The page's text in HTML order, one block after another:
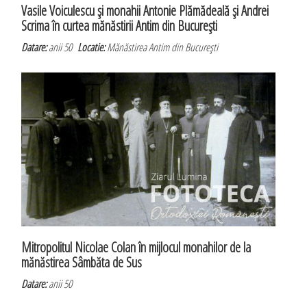
Vasile Voiculescu şi monahii Antonie Plămădeală şi Andrei
Scrima în curtea mănăstirii Antim din Bucureşti
Datare:anii 50Locatie:Mănăstirea Antim din Bucureşti
Mitropolitul Nicolae Colan în mijlocul monahilor de la
mănăstirea Sâmbăta de Sus
Datare:anii 50